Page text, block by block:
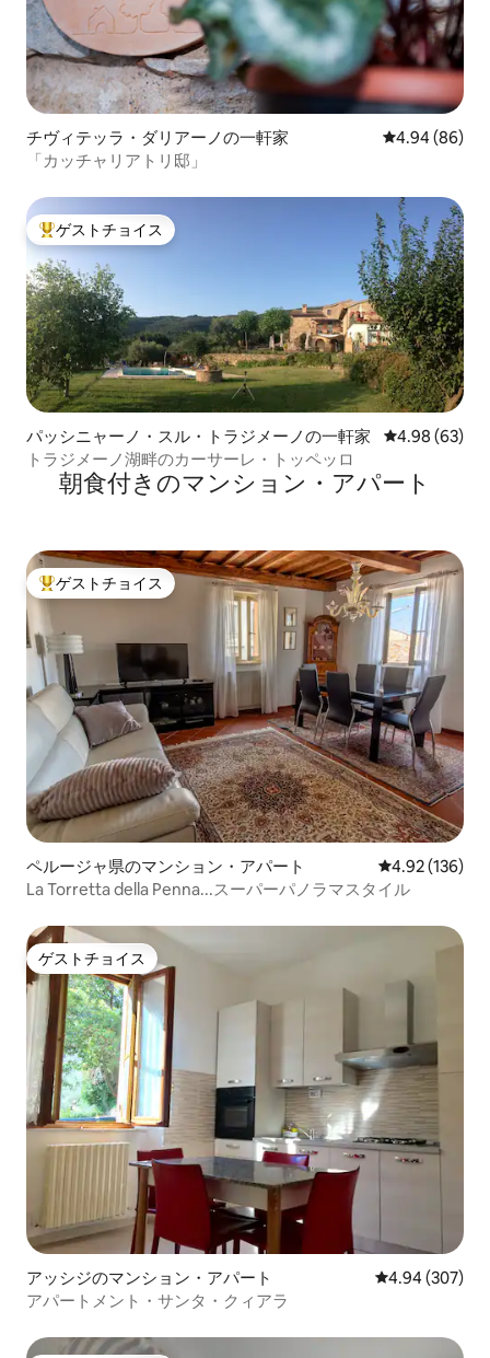
チヴィテッラ・ダリアーノの一軒家 レビュー86件
4.94 (86)
「カッチャリアトリ邸」
大好評のゲストチョイスです。
ゲストチョイス
パッシニャーノ・スル・トラジメーノの一軒家 レビュー63
4.98 (63)
トラジメーノ湖畔のカーサーレ・トッペッロ
朝食付きのマンション・アパート
大好評のゲストチョイスです。
ゲストチョイス
ペルージャ県のマンション・アパート レビュー136
4.92 (136)
La Torretta della Penna...スーパーパノラマスタイル
ゲストチョイス
ゲストチョイス
アッシジのマンション・アパート レビュー307
4.94 (307)
アパートメント・サンタ・クィアラ